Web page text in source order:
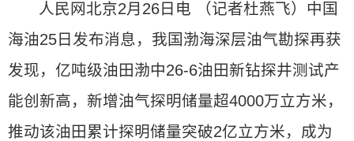
人民网北京2月26日电 （记者杜燕飞）中国
海油25日发布消息，我国渤海深层油气勘探再获
发现，亿吨级油田渤中26-6油田新钻探井测试产
能创新高，新增油气探明储量超4000万立方米，
推动该油田累计探明储量突破2亿立方米，成为